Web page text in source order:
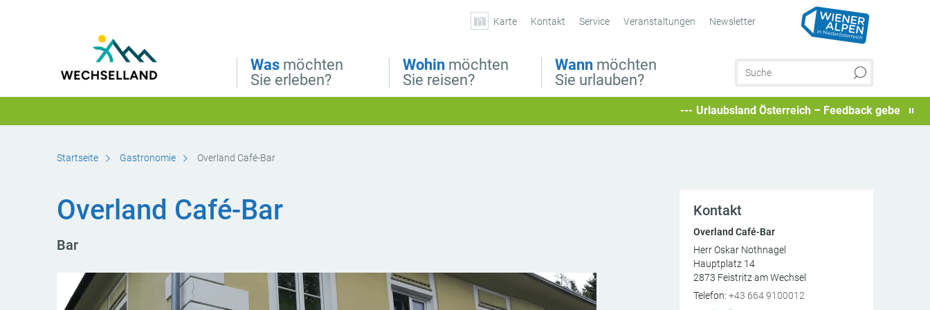
Was möchten
Sie erleben?
Wohin möchten
Sie reisen?
Wann möchten
Sie urlauben?
Karte Kontakt Service Veranstaltungen Newsletter
Urlaubsland Österreich – Feedback geben und
Startseite Gastronomie Overland Café-Bar
Overland Café-Bar
Bar
Kontakt
Overland Café-Bar
Herr Oskar Nothnagel
Hauptplatz 14
2873 Feistritz am Wechsel
AT
Telefon: +43 664 9100012